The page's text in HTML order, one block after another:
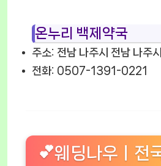
온누리 백제약국
주소: 전남 나주시 전남 나주
전화: 0507-1391-0221
💕웨딩나우ㅣ전